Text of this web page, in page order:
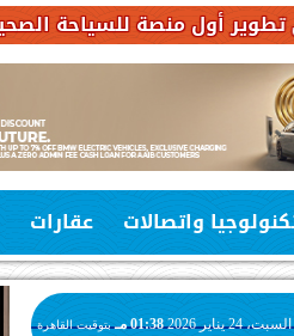
واتصالات عقارات
السبت، 24 يناير 2026 01:38 مـ بتوقيت القاهرة